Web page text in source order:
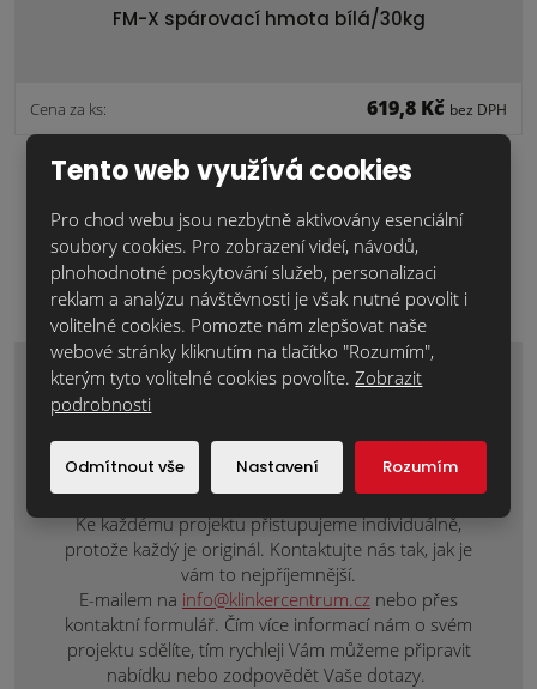
FM-X spárovací hmota bílá/30kg
Cena za ks: 619,8 Kč bez DPH
Soubory ke stažení:
Prohlášení o vlastnostech 402.40 KB
Technický list 179.43 KB
Zaujal Vás tento materiál nebo máte
individuální nezávaznou nabídku nebo
doplňující informace.
Ke každému projektu přistupujeme individuálně,
protože každý je originál. Kontaktujte nás tak, jak je
vám to nejpříjemnější.
E-mailem na info@klinkercentrum.cz nebo přes
kontaktní formulář. Čím více informací nám o svém
projektu sdělíte, tím rychleji Vám můžeme připravit
nabídku nebo zodpovědět Vaše dotazy.
Tento web využívá cookies
Pro chod webu jsou nezbytně aktivovány esenciální
soubory cookies. Pro zobrazení videí, návodů,
plnohodnotné poskytování služeb, personalizaci
reklam a analýzu návštěvnosti je však nutné povolit i
volitelné cookies. Pomozte nám zlepšovat naše
webové stránky kliknutím na tlačítko "Rozumím",
kterým tyto volitelné cookies povolíte.Zobrazit
podrobnosti
Odmítnout vše Nastavení Rozumím